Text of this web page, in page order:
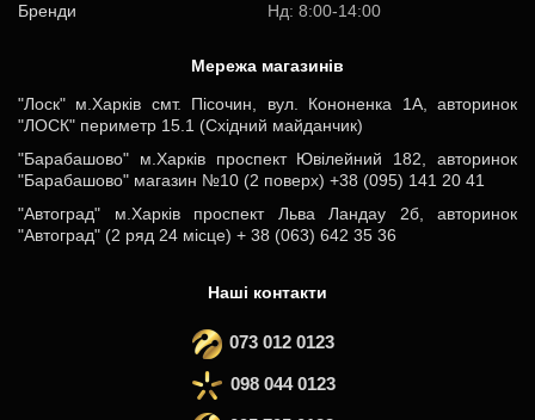
Бренди
Нд: 8:00-14:00
Мережа магазинів
"Лоск" м.Харків смт. Пісочин, вул. Кононенка 1А, авторинок
"ЛОСК" периметр 15.1 (Східний майданчик)
"Барабашово" м.Харків проспект Ювілейний 182, авторинок
"Барабашово" магазин №10 (2 поверх) +38 (095) 141 20 41
"Автоград" м.Харків проспект Льва Ландау 2б, авторинок
"Автоград" (2 ряд 24 місце) + 38 (063) 642 35 36
Наші контакти
073 012 0123
098 044 0123